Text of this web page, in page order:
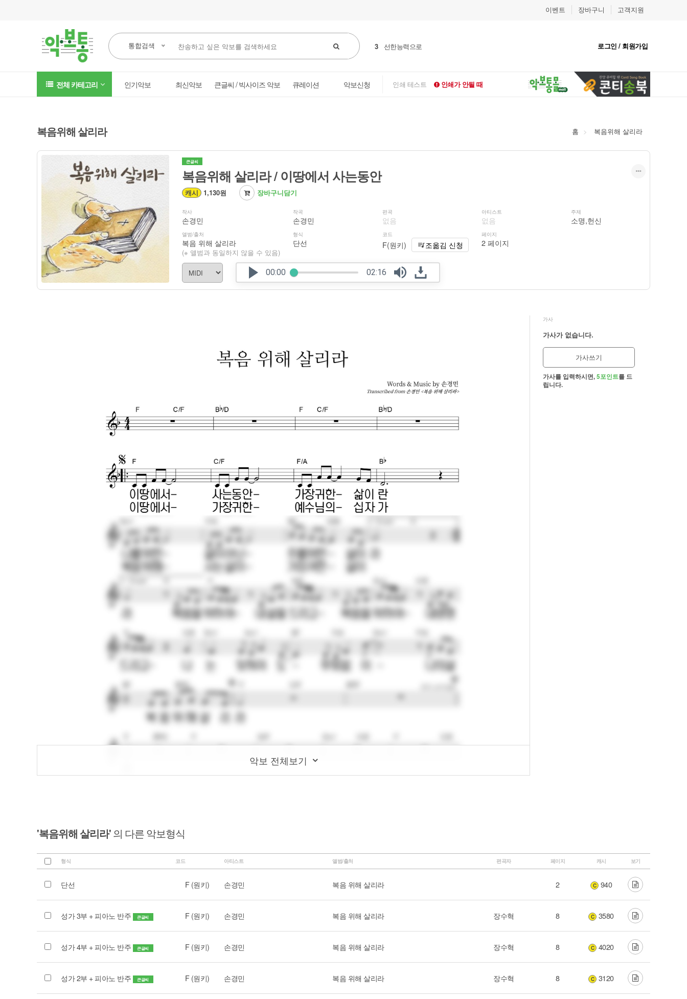
이벤트 장바구니 고객지원
통합검색 3 선한능력으로 로그인 / 회원가입
전체 카테고리 인기악보 최신악보 큰글씨 / 빅사이즈 악보 큐레이션 악보신청 인쇄 테스트 인쇄가 안될 때
복음위해 살리라 홈 복음위해 살리라
큰글씨
복음위해 살리라 / 이땅에서 사는동안
캐시 1,130원 장바구니담기
작사
손경민
앨범/출처
복음 위해 살리라
(※ 앨범과 동일하지 않을 수 있음)
작곡
손경민
형식
단선
편곡
없음
코드
F(원키) 조옮김 신청
아티스트
없음
페이지
2 페이지
주제
소명,헌신
00:00 02:16
악보 전체보기
가사
가사가 없습니다.
가사쓰기
가사를 입력하시면,5포인트를 드
립니다.
'복음위해 살리라'의 다른 악보형식
형식 코드 아티스트 앨범/출처 편곡자 페이지 캐시 보기
단선 F (원키) 손경민 복음 위해 살리라 2 C 940
성가 3부 + 피아노 반주 큰글씨 F (원키) 손경민 복음 위해 살리라 장수혁 8 C 3580
성가 4부 + 피아노 반주 큰글씨 F (원키) 손경민 복음 위해 살리라 장수혁 8 C 4020
성가 2부 + 피아노 반주 큰글씨 F (원키) 손경민 복음 위해 살리라 장수혁 8 C 3120